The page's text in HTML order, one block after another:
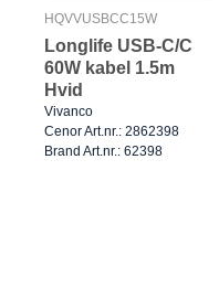
HQVVUSBCC15W
Longlife USB-C/C
60W kabel 1.5m
Hvid
Vivanco
Cenor Art.nr.: 2862398
Brand Art.nr.: 62398